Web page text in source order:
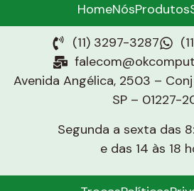
HomeNósProdutos
(11) 3297-3287
Avenida Angélica, 2503 –
SP – 01227-
Segunda a sexta das
e das 14 às 18